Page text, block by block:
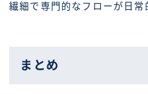
繊細で専門的なフローが日常
まとめ